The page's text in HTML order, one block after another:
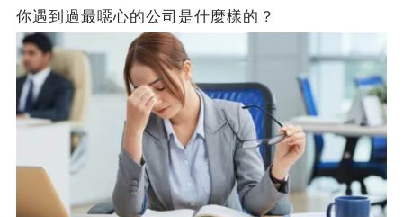
你遇到過最噁心的公司是什麼樣的？